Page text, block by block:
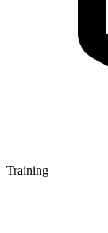
Training